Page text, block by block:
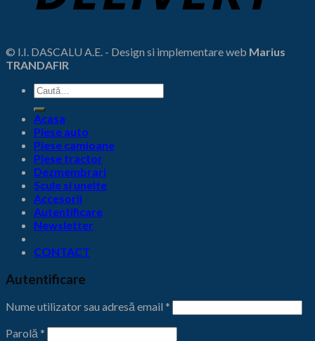
© I.I. DASCALU A.E. - Design si implementare web Marius
TRANDAFIR
Caută
după:
Acasa
Piese auto
Piese camioane
Piese tractor
Dezmembrari
Scule si unelte
Accesorii
Autentificare
Newsletter
CONTACT
Autentificare
Nume utilizator sau adresă email *
Parolă *